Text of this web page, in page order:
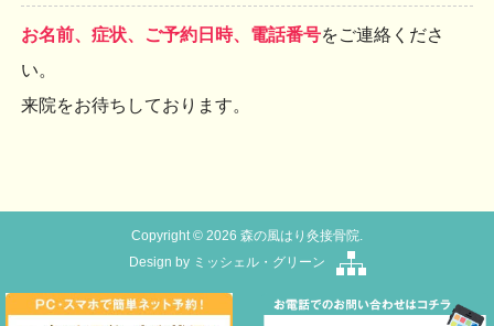
お名前、症状、ご予約日時、電話番号をご連絡くださ
い。
来院をお待ちしております。
Copyright © 2026 森の風はり灸接骨院.
Design by ミッシェル・グリーン